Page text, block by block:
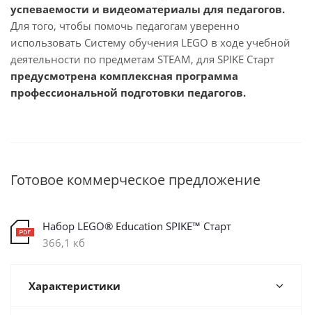
успеваемости и видеоматериалы для педагогов.
Для того, чтобы помочь педагогам уверенно
использовать Систему обучения LEGO в ходе учебной
деятельности по предметам STEAM, для SPIKE Старт
предусмотрена комплексная программа
профессиональной подготовки педагогов.
Готовое коммерческое предложение
Набор LEGO® Education SPIKE™ Старт
366,1 кб
Характеристики